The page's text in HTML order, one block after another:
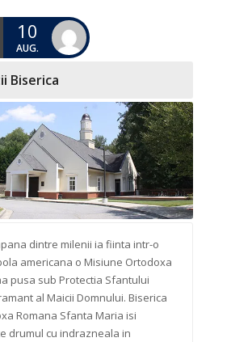
10
AUG.
Biserica
dintre milenii ia fiinta intr-o
americana o Misiune Ortodoxa
pusa sub Protectia Sfantului
al Maicii Domnului. Biserica
Romana Sfanta Maria isi
drumul cu indrazneala in